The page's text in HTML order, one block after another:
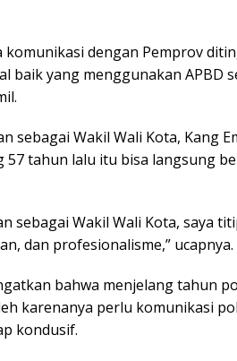
komunikasi dengan Pemprov
baik yang menggunakan APBD
sebagai Wakil Wali Kota, Kang
57 tahun lalu itu bisa langsung
sebagai Wakil Wali Kota, saya
dan profesionalisme,” ucapnya.
bahwa menjelang tahun
karenanya perlu komunikasi
kondusif.